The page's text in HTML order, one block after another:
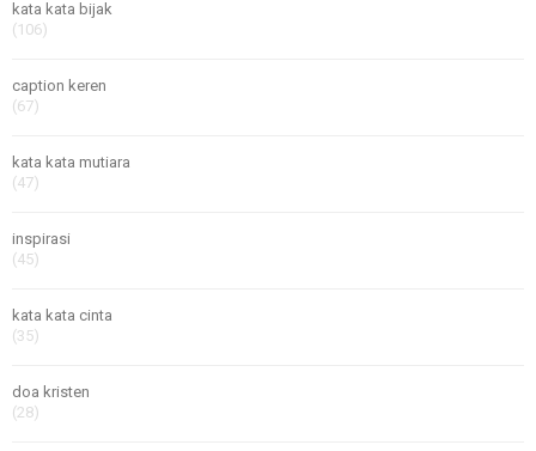
kata kata bijak
(106)
caption keren
(67)
kata kata mutiara
(47)
inspirasi
(45)
kata kata cinta
(35)
doa kristen
(28)